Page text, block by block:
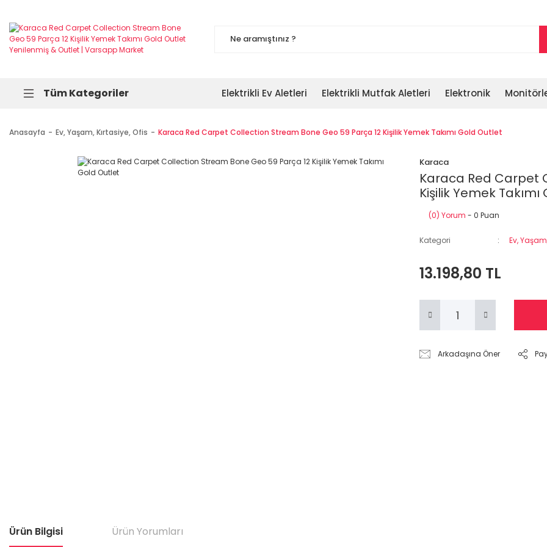
Tüm Kategoriler Elektrikli Ev Aletleri Elektrikli Mutfak Aletleri Elektronik
Anasayfa Ev, Yaşam, Kırtasiye, Ofis Karaca Red Carpet Collection Stream Bone Geo 59 Parça 12 Kişilik Yemek Takımı Gold Outlet
Karaca
Karaca Red Carpet
Kişilik Yemek
(0) Yorum - 0 Puan
Kategori Ev,
13.198,80 TL
Arkadaşına Öner
Ürün Bilgisi Ürün Yorumları